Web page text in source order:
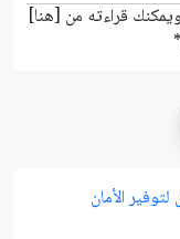
الثاني ويمكنك قراءته من [هنا]
الأمان